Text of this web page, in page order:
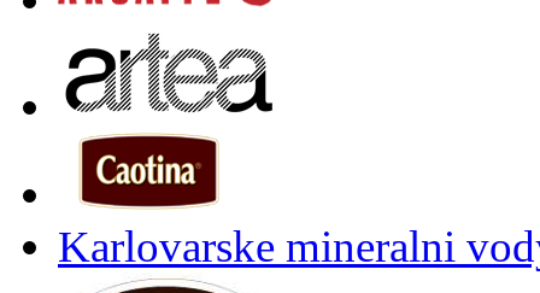
Karlovarske mineralni